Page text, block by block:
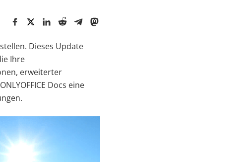
Dieses Update
Ihre
erweiterter
Docs eine